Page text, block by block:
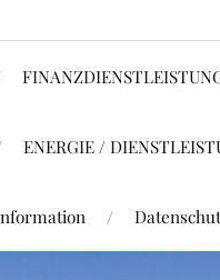
ENERGIE /